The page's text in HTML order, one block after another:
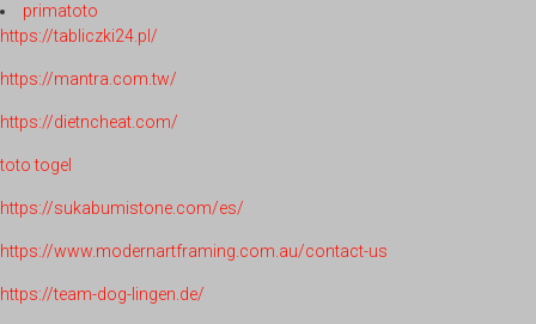
primatoto
https://tabliczki24.pl/
https://mantra.com.tw/
https://dietncheat.com/
toto togel
https://sukabumistone.com/es/
https://www.modernartframing.com.au/contact-us
https://team-dog-lingen.de/